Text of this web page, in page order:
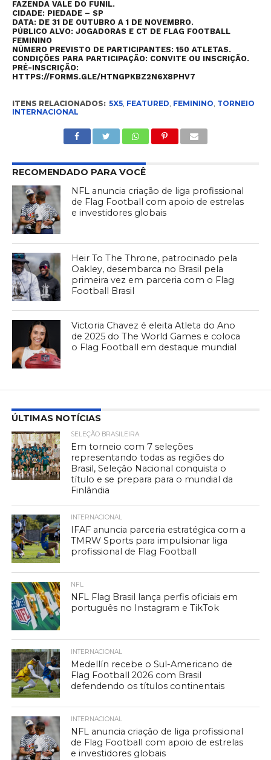
FAZENDA VALE DO FUNIL.
CIDADE: PIEDADE – SP
DATA: DE 31 DE OUTUBRO A 1 DE NOVEMBRO.
PÚBLICO ALVO: JOGADORAS E CT DE FLAG FOOTBALL
FEMININO
NÚMERO PREVISTO DE PARTICIPANTES: 150 ATLETAS.
CONDIÇÕES PARA PARTICIPAÇÃO: CONVITE OU INSCRIÇÃO.
PRÉ-INSCRIÇÃO:
HTTPS://FORMS.GLE/HTNGPKBZ2N6X8PHV7
ITENS RELACIONADOS: 5X5, FEATURED, FEMININO, TORNEIO
INTERNACIONAL
RECOMENDADO PARA VOCÊ
NFL anuncia criação de liga profissional
de Flag Football com apoio de estrelas
e investidores globais
Heir To The Throne, patrocinado pela
Oakley, desembarca no Brasil pela
primeira vez em parceria com o Flag
Football Brasil
Victoria Chavez é eleita Atleta do Ano
de 2025 do The World Games e coloca
o Flag Football em destaque mundial
ÚLTIMAS NOTÍCIAS
SELEÇÃO BRASILEIRA
Em torneio com 7 seleções
representando todas as regiões do
Brasil, Seleção Nacional conquista o
título e se prepara para o mundial da
Finlândia
INTERNACIONAL
IFAF anuncia parceria estratégica com a
TMRW Sports para impulsionar liga
profissional de Flag Football
NFL
NFL Flag Brasil lança perfis oficiais em
português no Instagram e TikTok
INTERNACIONAL
Medellín recebe o Sul-Americano de
Flag Football 2026 com Brasil
defendendo os títulos continentais
INTERNACIONAL
NFL anuncia criação de liga profissional
de Flag Football com apoio de estrelas
e investidores globais